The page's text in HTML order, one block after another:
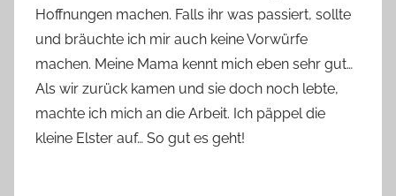
Hoffnungen machen. Falls ihr was passiert, sollte
und bräuchte ich mir auch keine Vorwürfe
machen. Meine Mama kennt mich eben sehr gut…
Als wir zurück kamen und sie doch noch lebte,
machte ich mich an die Arbeit. Ich päppel die
kleine Elster auf… So gut es geht!